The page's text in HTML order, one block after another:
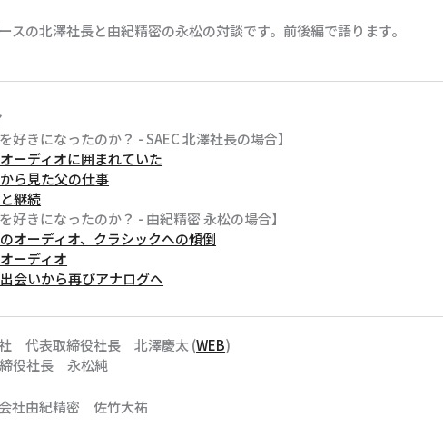
スの北澤社長と由紀精密の永松の対談です。前後編で語ります。
好きになったのか？ - SAEC 北澤社長の場合】
ーディオに囲まれていた
ら見た父の仕事
継続
好きになったのか？ - 由紀精密 永松の場合】
オーディオ、クラシックへの傾倒
ーディオ
会いから再びアナログへ
社 代表取締役社長 北澤慶太 (WEB)
役社長 永松純
社由紀精密 佐竹大祐